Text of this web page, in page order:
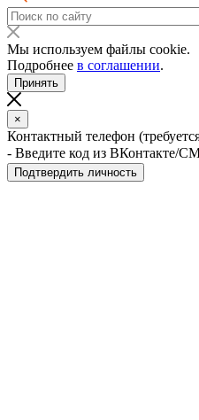
Мы используем файлы cookie.
Подробнее в соглашении.
Принять
×
Контактный телефон
- Введите код из ВКонтакте/
Подтвердить личность